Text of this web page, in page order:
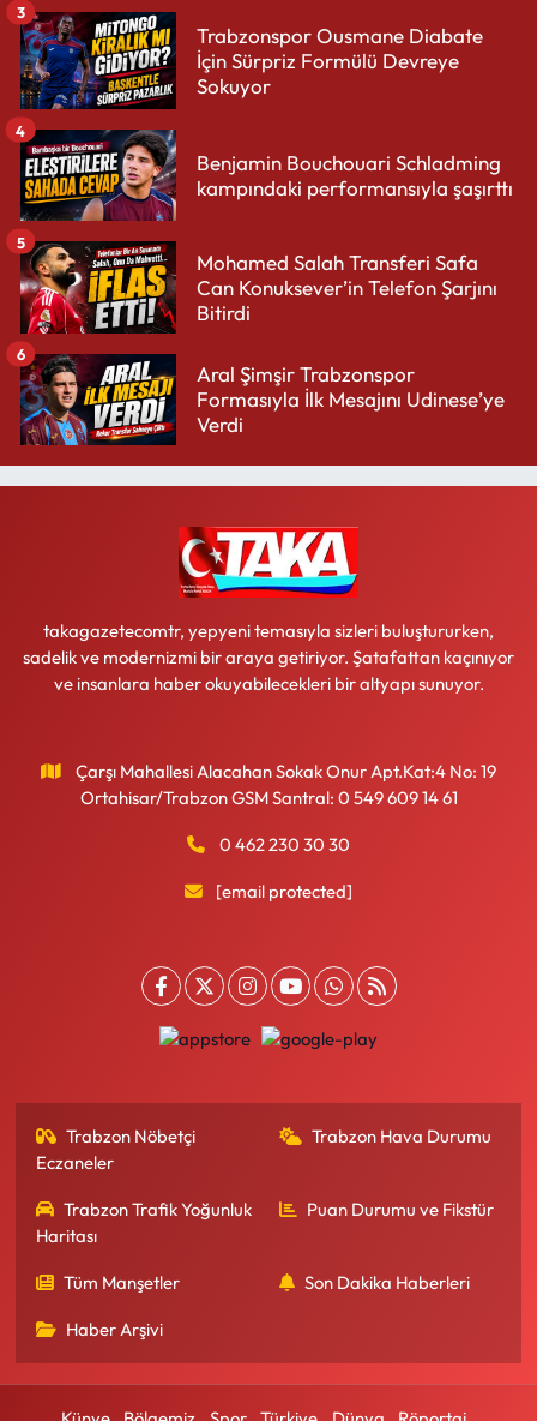
Trabzonspor Ousmane Diabate
İçin Sürpriz Formülü Devreye
Sokuyor
3
Benjamin Bouchouari Schladming
kampındaki performansıyla şaşırttı
4
Mohamed Salah Transferi Safa
Can Konuksever’in Telefon Şarjını
Bitirdi
5
Aral Şimşir Trabzonspor
Formasıyla İlk Mesajını Udinese’ye
Verdi
6
takagazetecomtr, yepyeni temasıyla sizleri buluştururken,
sadelik ve modernizmi bir araya getiriyor. Şatafattan kaçınıyor
ve insanlara haber okuyabilecekleri bir altyapı sunuyor.
Çarşı Mahallesi Alacahan Sokak Onur Apt.Kat:4 No: 19
Ortahisar/Trabzon GSM Santral: 0 549 609 14 61
0 462 230 30 30
[email protected]
Trabzon Nöbetçi
Eczaneler
Trabzon Hava Durumu
Trabzon Trafik Yoğunluk
Haritası
Puan Durumu ve Fikstür
Tüm Manşetler Son Dakika Haberleri
Haber Arşivi